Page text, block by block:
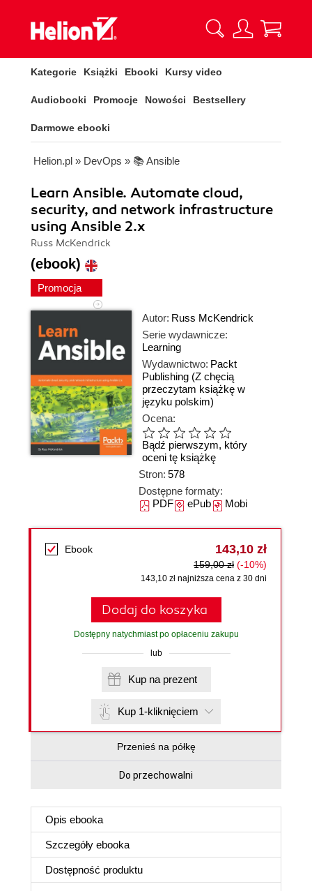
Kategorie Książki Ebooki Kursy video
Audiobooki Promocje Nowości Bestsellery
Darmowe ebooki
Helion.pl » DevOps » 📚 Ansible
Learn Ansible. Automate cloud,
security, and network infrastructure
using Ansible 2.x
Russ McKendrick
(ebook)
Promocja
Autor: Russ McKendrick
Serie wydawnicze:
Learning
Wydawnictwo: Packt
Publishing (Z chęcią
przeczytam książkę w
języku polskim)
Ocena:
Bądź pierwszym, który
oceni tę książkę
Stron: 578
Dostępne formaty:
PDFePubMobi
Ebook 143,10 zł
159,00 zł (-10%)
143,10 zł najniższa cena z 30 dni
Dodaj do koszyka
Dostępny natychmiast po opłaceniu zakupu
lub
Kup na prezent
Kup 1-kliknięciem
Przenieś na półkę
Do przechowalni
Opis ebooka
Szczegóły ebooka
Dostępność produktu